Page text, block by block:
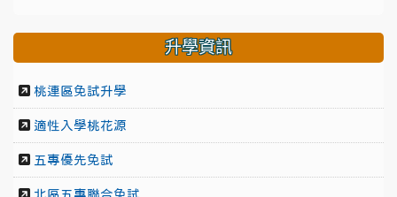
升學資訊
桃連區免試升學
適性入學桃花源
五專優先免試